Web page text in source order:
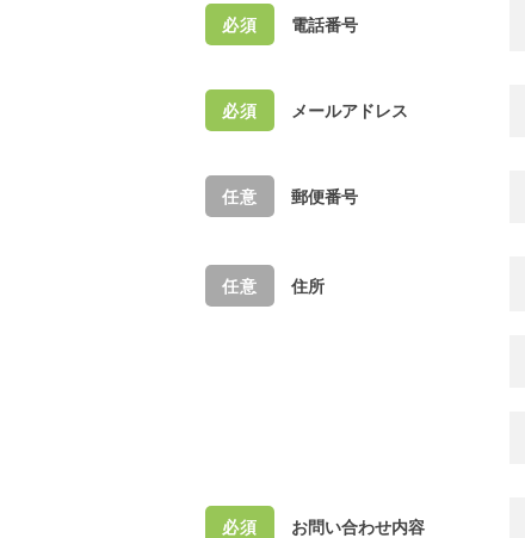
電話番号
メールアドレス
郵便番号
住所
お問い合わせ内容